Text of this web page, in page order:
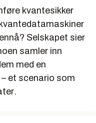
kvantesikker
Selskapet sier
samler inn
med en
et scenario som
.